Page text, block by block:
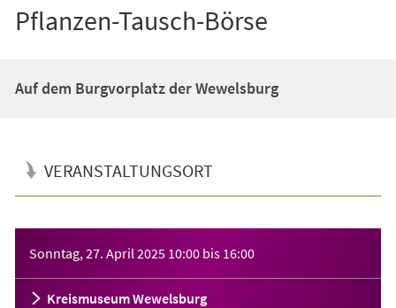
Pflanzen-Tausch-Börse
Auf dem Burgvorplatz der Wewelsburg
VERANSTALTUNGSORT
Sonntag, 27. April 2025 10:00 bis 16:00
Kreismuseum Wewelsburg